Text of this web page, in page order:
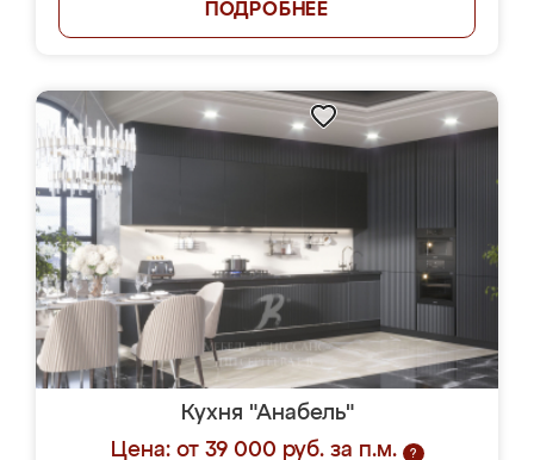
ПОДРОБНЕЕ
Кухня "Анабель"
Цена: от 39 000 руб. за п.м.
?